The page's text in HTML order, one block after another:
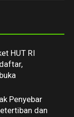
HUT RI
Penyebar
dan